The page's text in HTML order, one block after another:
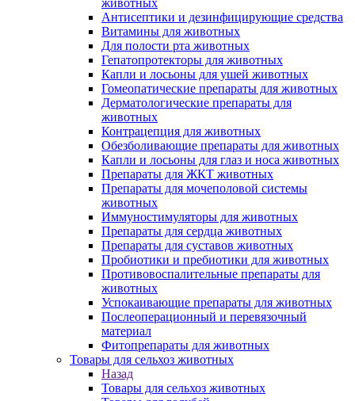
животных
Антисептики и дезинфицирующие средства
Витамины для животных
Для полости рта животных
Гепатопротекторы для животных
Капли и лосьоны для ушей животных
Гомеопатические препараты для животных
Дерматологические препараты для
животных
Контрацепция для животных
Обезболивающие препараты для животных
Капли и лосьоны для глаз и носа животных
Препараты для ЖКТ животных
Препараты для мочеполовой системы
животных
Иммуностимуляторы для животных
Препараты для сердца животных
Препараты для суставов животных
Пробиотики и пребиотики для животных
Противовоспалительные препараты для
животных
Успокаивающие препараты для животных
Послеоперационный и перевязочный
материал
Фитопрепараты для животных
Товары для сельхоз животных
Назад
Товары для сельхоз животных